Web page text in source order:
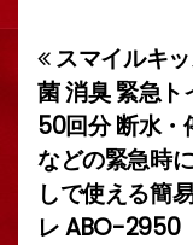
投
稿
ナ
ビ
スマイルキ
菌 消臭 緊急ト
50回分 断水・
などの緊急時
しで使える簡
レ ABO-2950